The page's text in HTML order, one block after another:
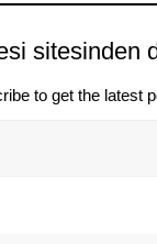
sitesinden
to get the latest